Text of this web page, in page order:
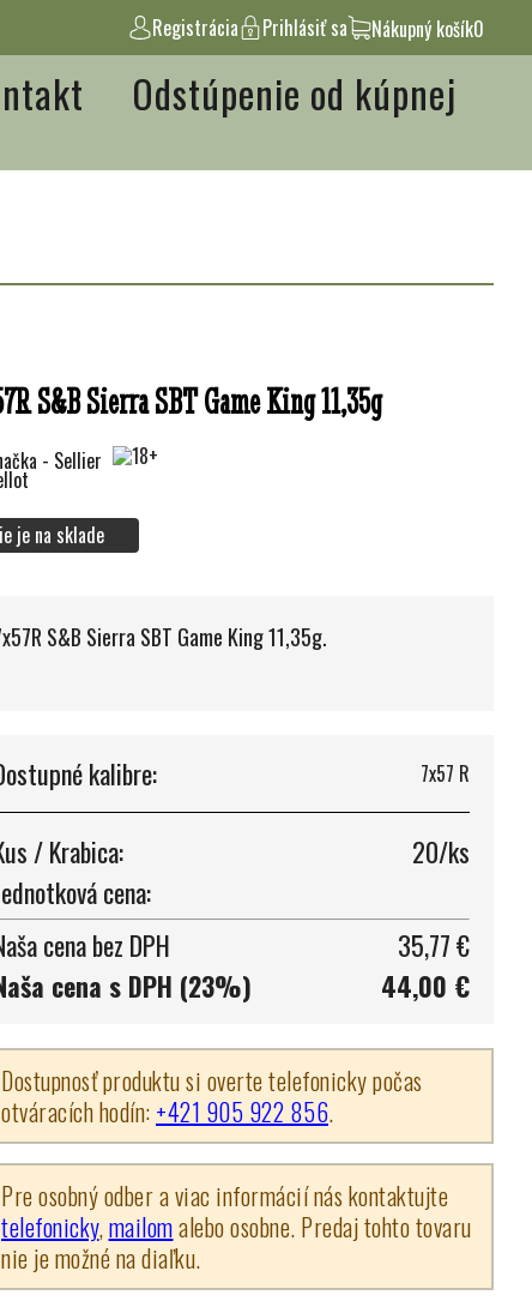
Registrácia Prihlásiť sa Nákupný košík0
Odstúpenie od kúpnej
S&B Sierra SBT Game King 11,35g
je na sklade
S&B Sierra SBT Game King 11,35g.
kalibre: 7x57 R
/ Krabica:
20/ks
cena:
cena bez DPH
35,77 €
cena s DPH (23%)
44,00 €
Dostupnosť produktu si overte telefonicky počas
otváracích hodín: +421 905 922 856.
Pre osobný odber a viac informácií nás kontaktujte
telefonicky,mailomalebo osobne. Predaj tohto tovaru
nie je možné na diaľku.